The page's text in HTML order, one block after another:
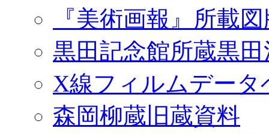
『美術画報』所載
黒田記念館所蔵黒
X線フィルムデータ
森岡柳蔵旧蔵資料